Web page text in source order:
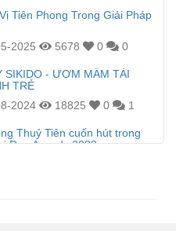
Tiên Phong Trong Giải Pháp
2025 5678 0 0
SIKIDO - ƯƠM MẦM TÀI
TRẺ
2024 18825 0 1
Thuỷ Tiên cuốn hút trong
Đẹp Awards 2023